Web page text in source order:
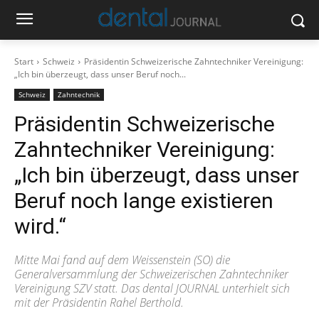
Start Schweiz
Präsidentin Schweizerische Zahntechniker Vereinigung:
„Ich bin überzeugt, dass unser Beruf noch...
Schweiz Zahntechnik
Präsidentin Schweizerische
Zahntechniker Vereinigung:
„Ich bin überzeugt, dass unser
Beruf noch lange existieren
wird.“
Mitte Mai fand auf dem Weissenstein (SO) die
Generalversammlung der Schweizerischen Zahntechniker
Vereinigung SZV statt. Das dental JOURNAL unterhielt sich
mit der Präsidentin Rahel Berthold.